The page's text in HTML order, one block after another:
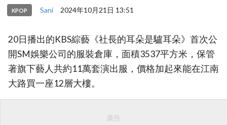
KPOP Sani 2024年10月21日 13:51
20日播出的KBS綜藝《社長的耳朵是驢耳朵》首次公
開SM娛樂公司的服裝倉庫，面積3537平方米，保管
著旗下藝人共約11萬套演出服，價格加起來能在江南
大路買一座12層大樓。
廣告